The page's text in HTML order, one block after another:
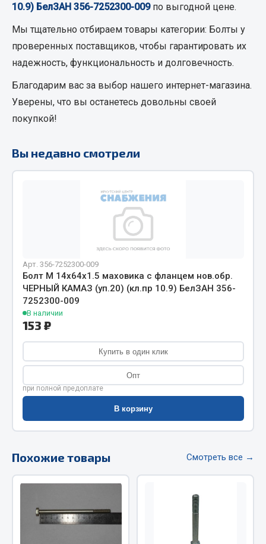
Гайки
Кольца стопорные
Хомуты
Угольники
Фитинги
Штуцеры
Весь раздел
Автомобильный инструмент
Измерительный инструмент
Силовое оборудование
Слесарный инструмент
Показать ещё
10.9) БелЗАН 356-7252300-009по выгодной цене.
Мы тщательно отбираем товары категории: Болты у
проверенных поставщиков, чтобы гарантировать их
надежность, функциональность и долговечность.
Благодарим вас за выбор нашего интернет-магазина.
Уверены, что вы останетесь довольны своей
покупкой!
Вы недавно смотрели
Арт. 356-7252300-009
Болт М 14х64х1.5 маховика с фланцем нов.обр.
ЧЕРНЫЙ КАМАЗ (уп.20) (кл.пр 10.9) БелЗАН 356-
7252300-009
В наличии
153 ₽
Купить в один клик
Опт
при полной предоплате
В корзину
Похожие товары Смотреть все →